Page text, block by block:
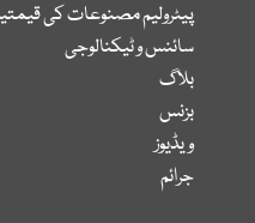
پیٹرولیم مصنوعات کی
سائنس و ٹیکنالوجی
بلاگ
بزنس
ویڈیوز
جرائم